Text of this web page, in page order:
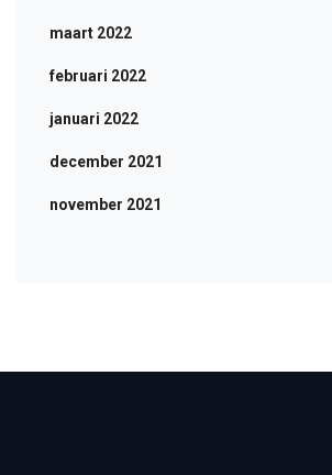
maart 2022
februari 2022
januari 2022
december 2021
november 2021